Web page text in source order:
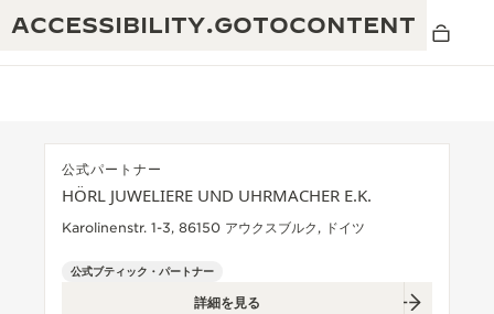
ACCESSIBILITY.GOTOCONTENT
ジャガー・ルクルト保証
THE GOLDEN RATIO MUSICAL SHOW -
黄金比を讃える音楽祭-
レベルソ 1931 カフェ
卓越性：190年以上の伝統
創造性：430件以上の特許
公式パートナー
HÖRL JUWELIERE UND UHRMACHER E.K.
Karolinenstr. 1-3, 86150 アウクスブルク, ドイツ
公式ブティック・パートナー
詳細を見る